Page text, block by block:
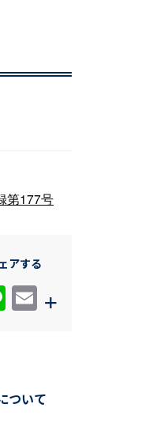
第177号
アする
Li
n
E
+
ついて